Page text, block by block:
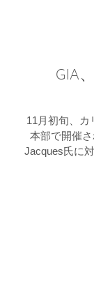
GIA
11月初旬、カ
本部で開催
Jacques氏に